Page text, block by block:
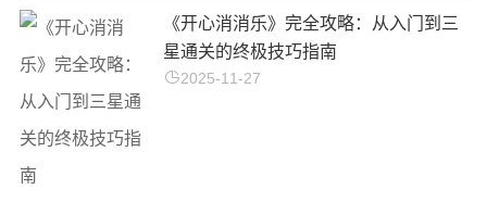
《开心消消乐》完全攻略：从入门到三
星通关的终极技巧指南
2025-11-27